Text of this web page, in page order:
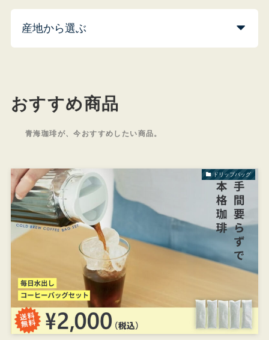
産地から選ぶ
おすすめ商品
青海珈琲が、今おすすめしたい商品。
ドリップバッグ